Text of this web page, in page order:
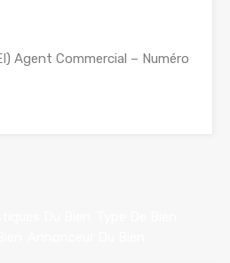
Agent Commercial – Numéro